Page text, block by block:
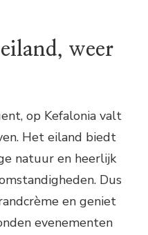
weer
op Kefalonia valt
Het eiland biedt
natuur en heerlijk
Dus
en geniet
evenementen